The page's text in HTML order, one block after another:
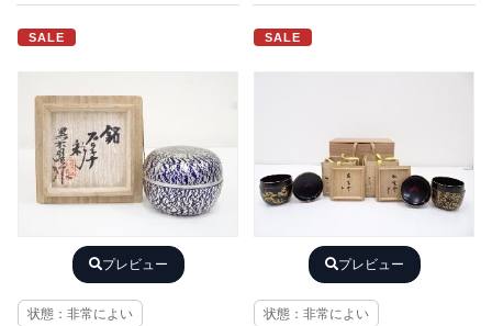
SALE
プレビュー
状態：非常によい
SALE
プレビュー
状態：非常によい